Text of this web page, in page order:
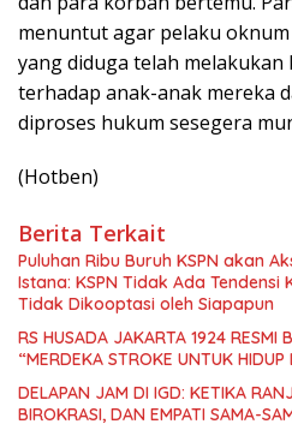
menuntut agar pelaku oknum
yang diduga telah melakukan
terhadap anak-anak mereka
diproses hukum sesegera
(Hotben)
Berita Terkait
Puluhan Ribu Buruh KSPN akan
Istana: KSPN Tidak Ada Tendensi
Tidak Dikooptasi oleh Siapapun
RS HUSADA JAKARTA 1924 RESMI
“MERDEKA STROKE UNTUK HIDUP
DELAPAN JAM DI IGD: KETIKA
BIROKRASI, DAN EMPATI SAMA-